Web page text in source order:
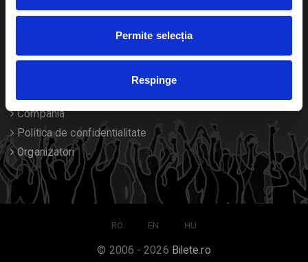
Permite selecția
Respinge
Despre noi
Contact
Compania
Politica de confidentialitate
Organizatori
RO EN HU
© 2006 - 2026 Bilete.ro